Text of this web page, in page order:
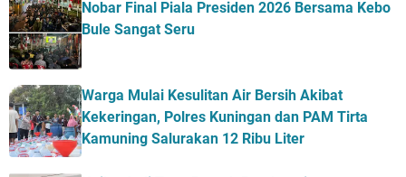
Nobar Final Piala Presiden 2026 Bersama Kebo
Bule Sangat Seru
Warga Mulai Kesulitan Air Bersih Akibat
Kekeringan, Polres Kuningan dan PAM Tirta
Kamuning Salurakan 12 Ribu Liter